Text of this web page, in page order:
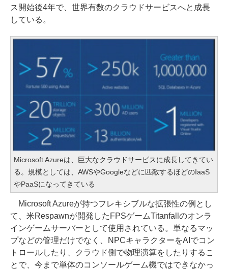
ス開始後4年で、世界有数のクラウドサービスへと成長
している。
Microsoft Azureは、巨大なクラウドサービスに成長してきてい
る。規模としては、AWSやGoogleなどに匹敵するほどのIaaS
やPaaSになってきている
Microsoft Azureが持つフレキシブルな拡張性の例とし
て、米Respawnが開発したFPSゲームTitanfallのオンラ
インゲームサーバーとして使用されている。単なるマッ
プなどの管理だけでなく、NPCキャラクターをAIでコン
トロールしたり、クラウド側で物理演算をしたりするこ
とで、今まで単体のコンソールゲーム機ではできなかっ